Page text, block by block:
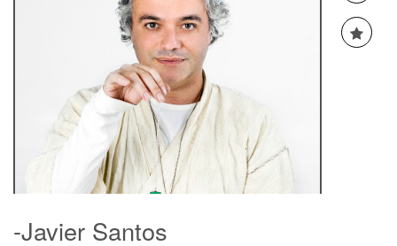
Iniciar sesión
-Javier Santos